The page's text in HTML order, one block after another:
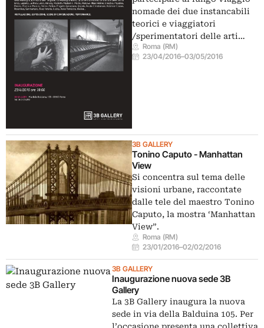
nomade dei due instancabili
teorici e viaggiatori
/sperimentatori delle arti…
Roma (RM)
23/04/2016–03/05/2016
3B GALLERY
Tonino Caputo - Manhattan
View
Si concentra sul tema delle
visioni urbane, raccontate
dalle tele del maestro Tonino
Caputo, la mostra ‘Manhattan
View”.
Roma (RM)
23/01/2016–02/02/2016
3B GALLERY
Inaugurazione nuova sede 3B
Gallery
La 3B Gallery inaugura la nuova
sede in via della Balduina 105. Per
l’occasione presenta una collettiva